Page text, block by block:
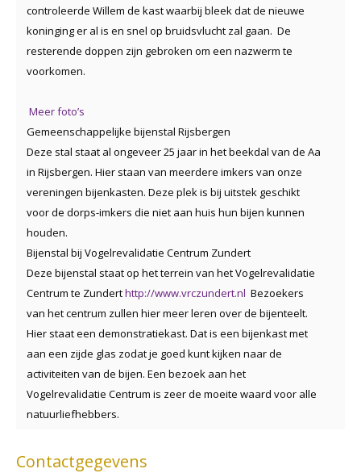
controleerde Willem de kast waarbij bleek dat de nieuwe
koninging er al is en snel op bruidsvlucht zal gaan. De
resterende doppen zijn gebroken om een nazwerm te
voorkomen.
Meer foto’s
Gemeenschappelijke bijenstal Rijsbergen
Deze stal staat al ongeveer 25 jaar in het beekdal van de Aa
in Rijsbergen. Hier staan van meerdere imkers van onze
vereningen bijenkasten. Deze plek is bij uitstek geschikt
voor de dorps-imkers die niet aan huis hun bijen kunnen
houden.
Bijenstal bij Vogelrevalidatie Centrum Zundert
Deze bijenstal staat op het terrein van het Vogelrevalidatie
Centrum te Zunderthttp://www.vrczundert.nl Bezoekers
van het centrum zullen hier meer leren over de bijenteelt.
Hier staat een demonstratiekast. Dat is een bijenkast met
aan een zijde glas zodat je goed kunt kijken naar de
activiteiten van de bijen. Een bezoek aan het
Vogelrevalidatie Centrum is zeer de moeite waard voor alle
natuurliefhebbers.
Contactgegevens